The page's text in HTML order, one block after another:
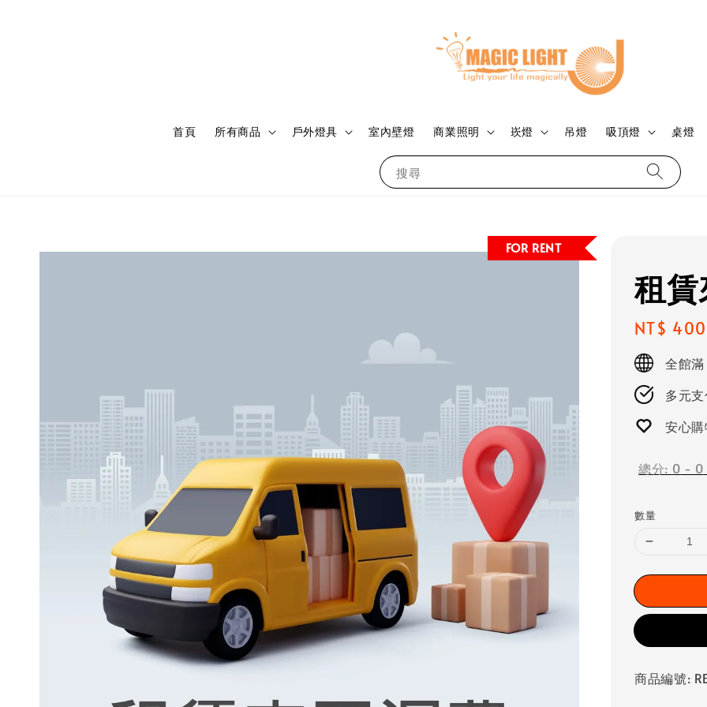
搜尋
首頁 所有商品 戶外燈具 室內壁燈 商業照明 崁燈 吊燈 吸頂燈 桌燈
FOR RENT
租
Regular
price
NT$ 400
全館
多元
安心
總分: 0 - 0
數量
商品編號: